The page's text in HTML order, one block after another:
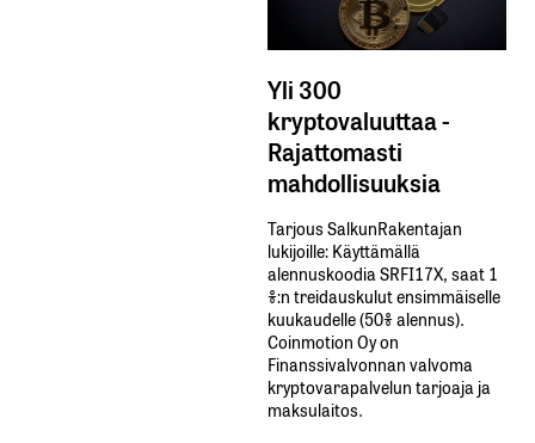
Yli 300
kryptovaluuttaa -
Rajattomasti
mahdollisuuksia
Tarjous SalkunRakentajan
lukijoille: Käyttämällä​ ​
alennuskoodia​ ​SRFI17X,​ ​saat​ ​1
%:n treidauskulut​ ​ensimmäiselle​ ​
kuukaudelle​ ​(50%​ ​alennus).
Coinmotion Oy on
Finanssivalvonnan valvoma
kryptovarapalvelun tarjoaja ja
maksulaitos.